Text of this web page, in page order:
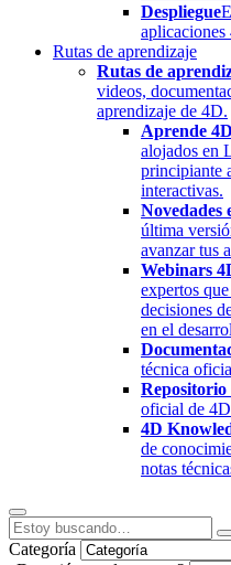
Despliegue
aplicaciones
Rutas de aprendizaje
Rutas de
videos,
aprendizaje de 4D.
Aprende 4D
alojados en
principiante
interactivas.
Novedades
última
avanzar tus
Webinars
expertos
decisiones
en el
técnica
oficial de
4D
de
notas
Categoría